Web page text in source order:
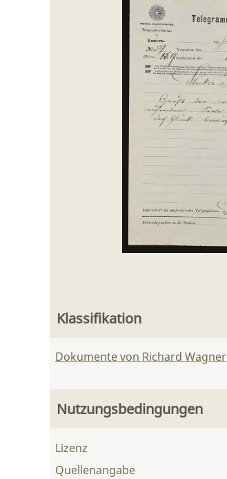
Klassifikation
Dokumente von Richard Wagner
Nutzungsbedingungen
Lizenz
Quellenangabe